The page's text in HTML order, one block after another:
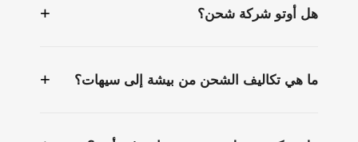
هل أوتو شركة شحن؟ +
ما هي تكاليف الشحن من بيشة إلى سيهات؟ +